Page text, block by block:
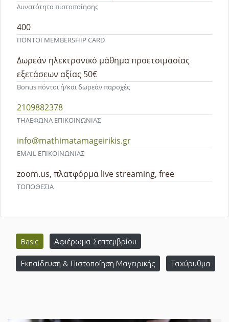
Δυνατότητα πιστοποίησης
ΠΟΝΤΟΙ MEMBERSHIP CARD
400
Bonus πόντοι ή/και δωρεάν παροχές
Δωρεάν ηλεκτρονικό μάθημα προετοιμασίας
εξετάσεων αξίας 50€
ΤΗΛΕΦΩΝΑ ΕΠΙΚΟΙΝΩΝΙΑΣ
2109882378
EMAIL ΕΠΙΚΟΙΝΩΝΙΑΣ
info@mathimatamageirikis.gr
ΤΟΠΟΘΕΣΙΑ
zoom.us, πλατφόρμα live streaming, free
Basic Αφιέρωμα Σεπτεμβρίου
Εκπαίδευση & Πιστοποίηση Μαγειρικής Ταχύρυθμα